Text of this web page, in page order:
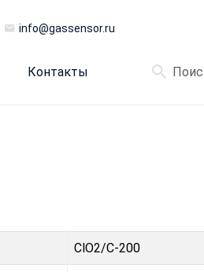
info@gassensor.ru
Контакты
ClO2/C-200